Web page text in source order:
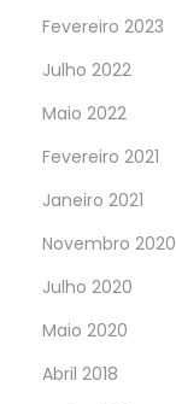
Fevereiro 2023
Julho 2022
Maio 2022
Fevereiro 2021
Janeiro 2021
Novembro 2020
Julho 2020
Maio 2020
Abril 2018